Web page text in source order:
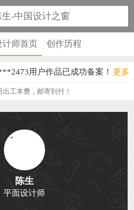
生-中国设计之窗
计师首页 创作历程
用户作品已成功备案！
用户作品已成功备案！
用户作品已成功备案！
用户作品已成功备案！
用户作品已成功备案！
用户作品已成功备案！
用户作品已成功备案！
更多
工本费，邮寄到付！
陈生
平面设计师